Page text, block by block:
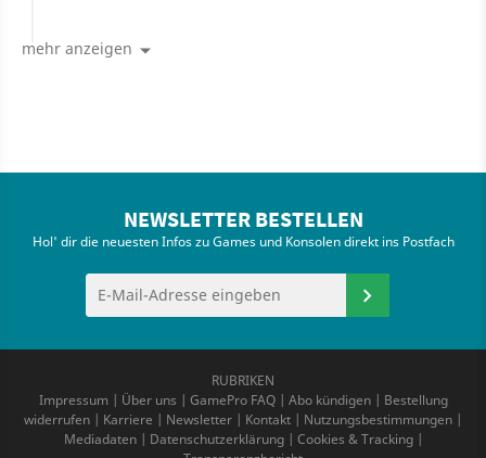
mehr anzeigen
NEWSLETTER BESTELLEN
Hol' dir die neuesten Infos zu Games und Konsolen direkt ins Postfach
RUBRIKEN
Impressum| Über uns | GamePro FAQ| Abo kündigen| Bestellung
widerrufen | Karriere | Newsletter | Kontakt | Nutzungsbestimmungen |
Mediadaten| Datenschutzerklärung| Cookies & Tracking|